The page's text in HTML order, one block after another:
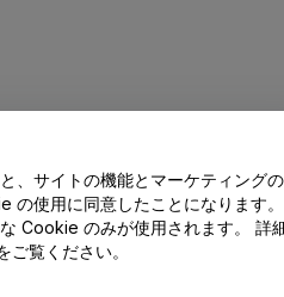
らまでご連絡下さい
、サイトの機能とマーケティング
の使用に同意したことになります。
Cookie のみが使用されます。 詳
ご覧ください。